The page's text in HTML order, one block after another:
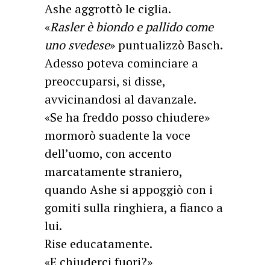
Ashe aggrottò le ciglia.
«Rasler è biondo e pallido come
uno svedese» puntualizzò Basch.
Adesso poteva cominciare a
preoccuparsi, si disse,
avvicinandosi al davanzale.
«Se ha freddo posso chiudere»
mormorò suadente la voce
dell’uomo, con accento
marcatamente straniero,
quando Ashe si appoggiò con i
gomiti sulla ringhiera, a fianco a
lui.
Rise educatamente.